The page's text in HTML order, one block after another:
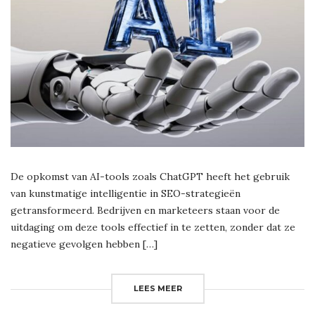
De opkomst van AI-tools zoals ChatGPT heeft het gebruik
van kunstmatige intelligentie in SEO-strategieën
getransformeerd. Bedrijven en marketeers staan voor de
uitdaging om deze tools effectief in te zetten, zonder dat ze
negatieve gevolgen hebben […]
LEES MEER